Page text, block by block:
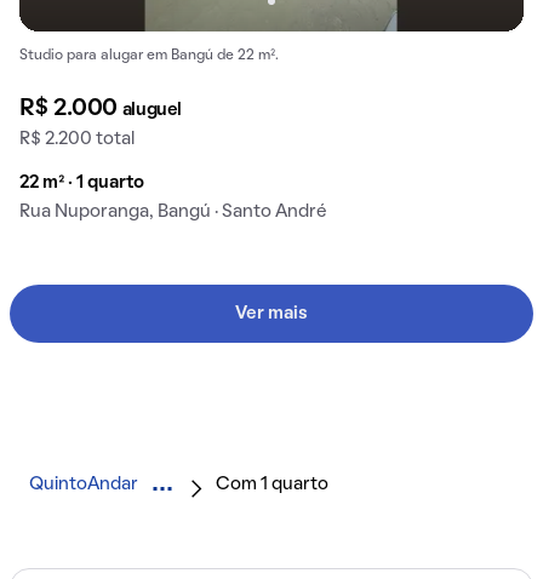
Studio para alugar em Bangú de 22 m².
R$ 2.000 aluguel
R$ 2.200 total
22 m² · 1 quarto
Rua Nuporanga, Bangú · Santo André
Ver mais
QuintoAndar Com 1 quarto